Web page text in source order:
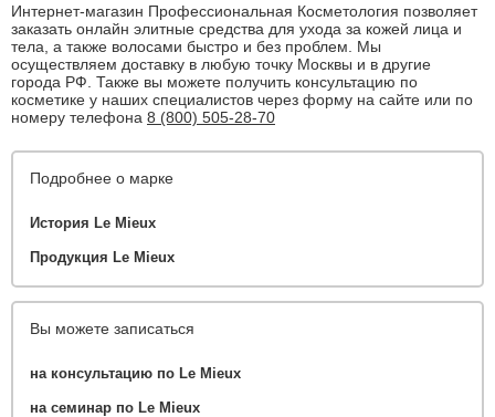
Интернет-магазин Профессиональная Косметология позволяет
заказать онлайн элитные средства для ухода за кожей лица и
тела, а также волосами быстро и без проблем. Мы
осуществляем доставку в любую точку Москвы и в другие
города РФ. Также вы можете получить консультацию по
косметике у наших специалистов через форму на сайте или по
номеру телефона 8 (800) 505-28-70
Подробнее о марке
История Le Mieux
Продукция Le Mieux
Вы можете записаться
на консультацию по Le Mieux
на семинар по Le Mieux